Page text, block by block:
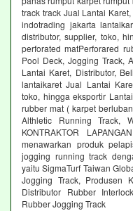
track track Jual Lantai
indotrading jakarta
distributor, supplier, toko,
perforated matPerforared
Pool Deck, Jogging Track,
Lantai Karet, Distributor,
lantaikaret Jual Lantai
toko, hingga eksportir
rubber mat ( karpet
Althletic Running Track,
KONTRAKTOR
menawarkan produk
jogging running track
yaitu SigmaTurf Taiwan
Jogging Track, Produsen
Distributor Rubber
Rubber Jogging Track